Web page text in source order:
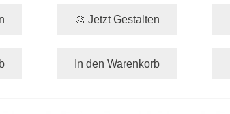
🎨 Jetzt Gestalten
In den Warenkorb